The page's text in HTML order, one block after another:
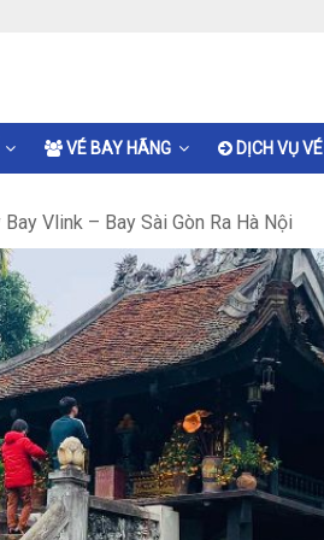
VÉ BAY HÃNG DỊCH VỤ VÉ
Vlink – Bay Sài Gòn Ra Hà Nội